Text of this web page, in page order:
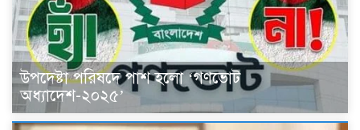
উপদেষ্টা পরিষদে পাশ হলো ‘গণভোট
অধ্যাদেশ-২০২৫’